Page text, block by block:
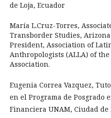
de Loja, Ecuador
María L.Cruz-Torres,
Transborder Studies,
President, Association of
Anthropologists (ALLA) of
Association.
Eugenia Correa Vazquez,
en el Programa de Posgrado
Financiera UNAM, Ciudad de